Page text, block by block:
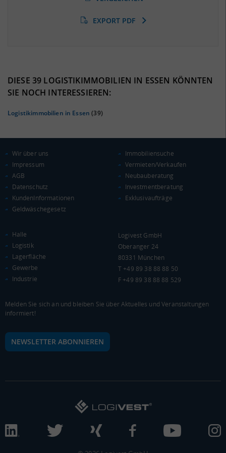
KAUFKRAFT
Euro pro Kopf
(Landkreis / Kreisfreie Stadt)
KAUFKRAFT - EURO PRO KOPF
0 € 20.000 € 40.000 €
Bundesland
(LANDKREIS / KREISFREIE STADT)
Gesamt BIP je Erwerbstätigen BIP je Einwohner
EXPORT PDF
DIESE 39 LOGISTIKIMMOBILIEN IN ESSEN KÖNNTEN
SIE NOCH INTERESSIEREN:
Logistikimmobilien in Essen (39)
Wir über uns
Impressum
AGB
Datenschutz
KundenInformationen
Geldwäschegesetz
Immobiliensuche
Vermieten/Verkaufen
Neubauberatung
Investmentberatung
Exklusivaufträge
Halle
Logistik
Lagerfläche
Gewerbe
Industrie
Logivest GmbH
Oberanger 24
80331 München
T +49 89 38 88 88 50
F +49 89 38 88 88 529
Melden Sie sich an und bleiben Sie über Aktuelles und Veranstaltungen
informiert!
NEWSLETTER ABONNIEREN